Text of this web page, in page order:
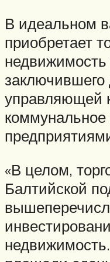
В идеальном
приобретает
недвижимость
заключившего
управляющей
«В целом,
Балтийской